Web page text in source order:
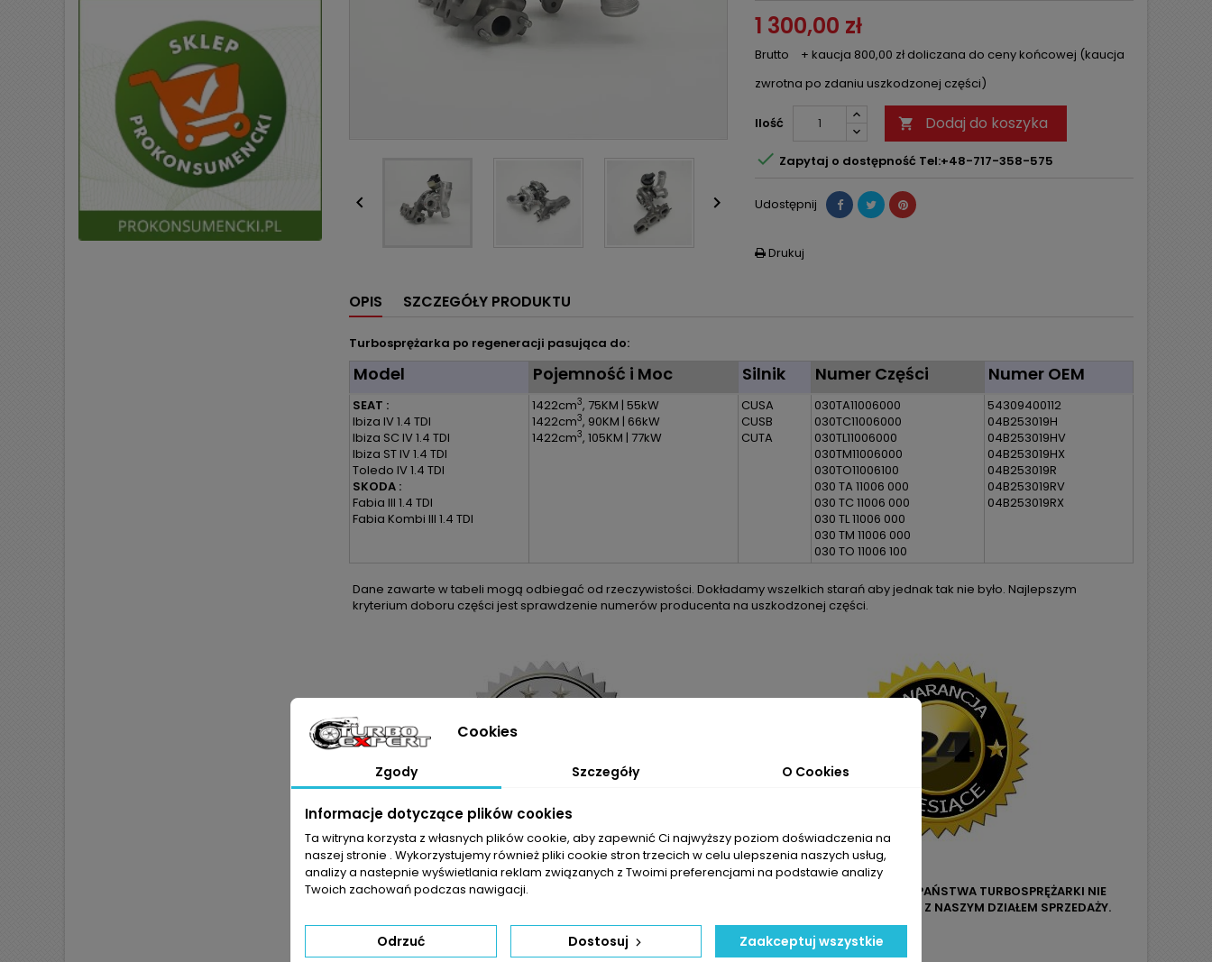
 
1 300,00 zł
Brutto
+ kaucja 800,00 zł doliczana do ceny końcowej (kaucja
zwrotna po zdaniu uszkodzonej części)
Ilość  Dodaj do koszyka
 Zapytaj o dostępność Tel:+48-717-358-575
Udostępnij
 Drukuj
OPIS SZCZEGÓŁY PRODUKTU
Turbosprężarka po regeneracji pasująca do:
Model Pojemność i Moc Silnik Numer Części Numer OEM
SEAT :
Ibiza IV 1.4 TDI
Ibiza SC IV 1.4 TDI
Ibiza ST IV 1.4 TDI
Toledo IV 1.4 TDI
SKODA :
Fabia III 1.4 TDI
Fabia Kombi III 1.4 TDI
1422cm3, 75KM | 55kW
1422cm3, 90KM | 66kW
1422cm3, 105KM | 77kW
CUSA
CUSB
CUTA
030TA11006000
030TC11006000
030TL11006000
030TM11006000
030TO11006100
030 TA 11006 000
030 TC 11006 000
030 TL 11006 000
030 TM 11006 000
030 TO 11006 100
54309400112
04B253019H
04B253019HV
04B253019HX
04B253019R
04B253019RV
04B253019RX
Dane zawarte w tabeli mogą odbiegać od rzeczywistości. Dokładamy wszelkich starań aby jednak tak nie było. Najlepszym
kryterium doboru części jest sprawdzenie numerów producenta na uszkodzonej części.
JEŻELI NIE JESTEŚCIE PAŃSTWO PEWNI CO DO WYBRANEGO PRODUKTU LUB OZNACZENIA Z PAŃSTWA TURBOSPRĘŻARKI NIE
POKRYWAJĄ SIĘ Z NASZYMI ZAPRASZAMY DO KONTAKTU TELEFONICZNEGO LUB MAILOWEGO Z NASZYM DZIAŁEM SPRZEDAŻY.
DO ZAKUPIONEJ TURBOSPRĘŻARKI OTRZYMUJĄ PAŃSTWO:
DOWÓD SPRZEDAŻY
Cookies
Zgody Szczegóły O Cookies
Informacje dotyczące plików cookies
Ta witryna korzysta z własnych plików cookie, aby zapewnić Ci najwyższy poziom doświadczenia na
naszej stronie . Wykorzystujemy również pliki cookie stron trzecich w celu ulepszenia naszych usług,
analizy a nastepnie wyświetlania reklam związanych z Twoimi preferencjami na podstawie analizy
Twoich zachowań podczas nawigacji.
Odrzuć Dostosuj Zaakceptuj wszystkie